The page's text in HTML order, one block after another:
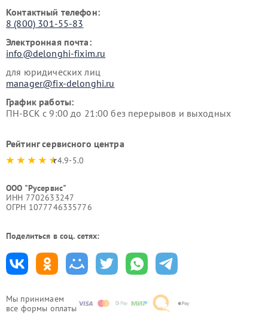
Мы принимаем
все формы оплаты
Контактный телефон:
8 (800) 301-55-83
Электронная почта:
info@delonghi-fixim.ru
для юридических лиц
manager@fix-delonghi.ru
График работы:
ПН-ВСК с 9:00 до 21:00 без перерывов и выходных
Рейтинг сервисного центра
4.9-5.0
ООО "Русервис"
ИНН 7702633247
ОГРН 1077746335776
Поделиться в соц. сетях: